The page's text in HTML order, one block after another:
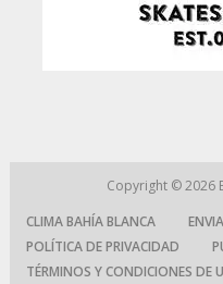
Copyright © 2026
CLIMA BAHÍA BLANCA
POLÍTICA DE PRIVACIDAD
TÉRMINOS Y CONDICIONES DE